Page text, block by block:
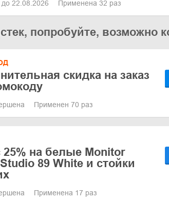
до 22.08.2026 Применена 32 раз
попробуйте, возможно
скидка на заказ
Применен 70 раз
25% на белые Monitor
89 White и стойки
Применена 17 раз